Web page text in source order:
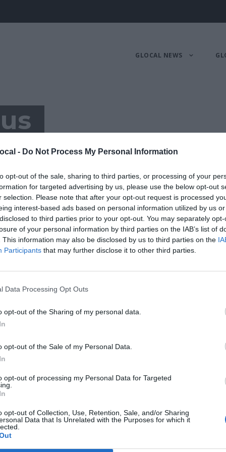
- Do Not Process My Personal Information
opt-out of the sale, sharing to third parties, or processing of your
for targeted advertising by us, please use the below opt-out
selection. Please note that after your opt-out request is processed
interest-based ads based on personal information utilized by us
to third parties prior to your opt-out. You may separately
of your personal information by third parties on the IAB’s list of
This information may also be disclosed by us to third parties on the
Participants that may further disclose it to other third parties.
Data Processing Opt Outs
opt-out of the Sharing of my personal data.
opt-out of the Sale of my Personal Data.
opt-out of processing my Personal Data for Targeted
opt-out of Collection, Use, Retention, Sale, and/or Sharing
Data that Is Unrelated with the Purposes for which it
GLOCAL NEWS
IL SOLE24ORE E ARTISTA
in Grafica e Comunicazione al Cfp R. Bauer di
principali case editrici italiane. Attualmente
il lancio della versione italiana di How To
Mondadori e autore di svariate cover di
e del Mondo. Parallelamente all’attività
che è ormai cifra stilistica del suo lavoro di
2017, alla Biennale di Lucca 2018, a
e multimediale, ha collaborato con Axa,
Bmw, Distillerie Berta, Eni, Poste
di Milano, è docente di Comunicazione
al Master di Giornalismo IULM. Il suo